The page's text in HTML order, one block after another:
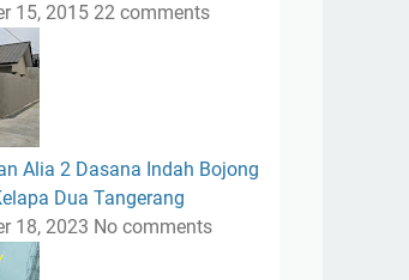
15, 2015 22 comments
Alia 2 Dasana Indah Bojong
Dua Tangerang
18, 2023 No comments